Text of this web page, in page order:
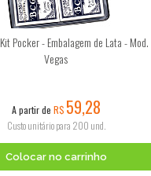
Kit Pocker - Embalagem de Lata - Mod.
Vegas
A partir de R$ 59,28
Custo unitário para 200 und.
Colocar no carrinho